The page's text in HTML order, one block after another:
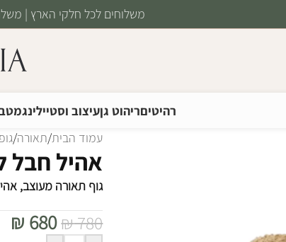
משלוחים לכל חלקי הארץ | משלוח
רהיטיםריהוט גןעיצוב וסטיילינג
עמוד הבית/תאורה/
אהיל חבל
גוף תאורה מעוצב,
₪780
₪ 680